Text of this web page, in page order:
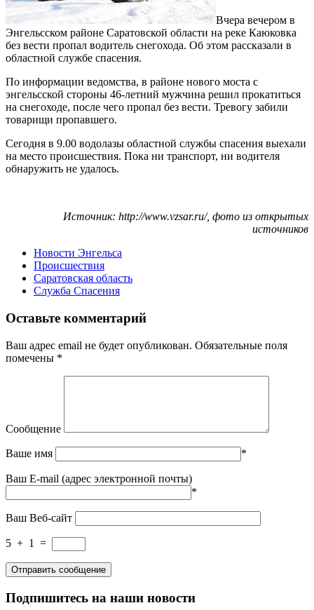
Вчера вечером в
Энгельсском районе Саратовской области на реке Каюковка
без вести пропал водитель снегохода. Об этом рассказали в
областной службе спасения.
По информации ведомства, в районе нового моста с
энгельсской стороны 46-летний мужчина решил прокатиться
на снегоходе, после чего пропал без вести. Тревогу забили
товарищи пропавшего.
Сегодня в 9.00 водолазы областной службы спасения выехали
на место происшествия. Пока ни транспорт, ни водителя
обнаружить не удалось.
Источник: http://www.vzsar.ru/, фото из открытых
источников
Новости Энгельса
Происшествия
Саратовская область
Служба Спасения
Оставьте комментарий
Ваш адрес email не будет опубликован. Обязательные поля
помечены *
Сообщение
Ваше имя *
Ваш E-mail (адрес электронной почты)
*
Ваш Веб-сайт
5 + 1 =
Подпишитесь на наши новости